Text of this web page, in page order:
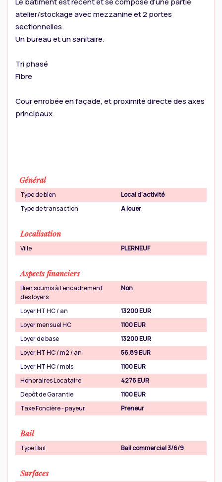
atelier/stockage avec mezzanine et 2 portes
sectionnelles.
Un bureau et un sanitaire.
Tri phasé
Fibre
Cour enrobée en façade, et proximité directe des axes
principaux.
Général
Type de bien
Local d'activité
Type de transaction
A louer
Localisation
Ville PLERNEUF
Aspects financiers
Bien soumis à l'encadrement
des loyers
Non
Loyer HT HC / an
13200 EUR
Loyer mensuel HC
1100 EUR
Loyer de base
13200 EUR
Loyer HT HC / m2 / an
56.89 EUR
Loyer HT HC / mois
1100 EUR
Honoraires Locataire
4276 EUR
Dépôt de Garantie
1100 EUR
Taxe Foncière - payeur
Preneur
Bail
Type Bail Bail commercial 3/6/9
Surfaces